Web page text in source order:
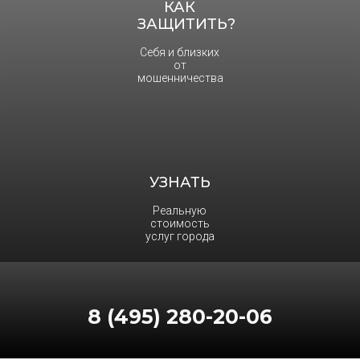
КАК
ЗАЩИТИТЬ?
Себя и близких
от
мошенничества
УЗНАТЬ
Реальную
стоимость
услуг города
8 (495) 280-20-06